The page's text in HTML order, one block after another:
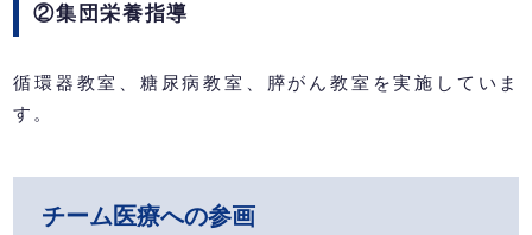
②集団栄養指導
循環器教室、糖尿病教室、膵がん教室を実施していま
す。
チーム医療への参画